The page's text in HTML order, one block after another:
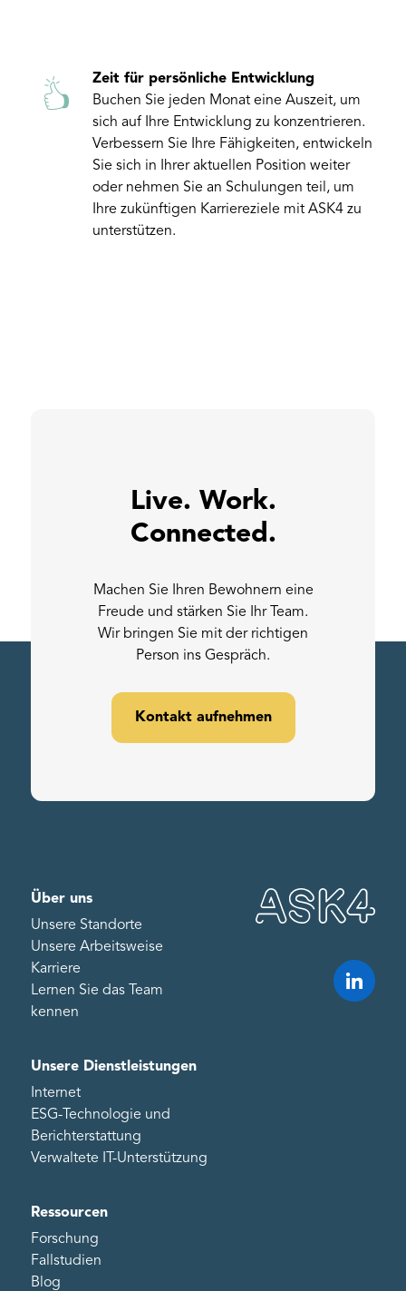
Zeit für persönliche Entwicklung
Buchen Sie jeden Monat eine Auszeit, um
sich auf Ihre Entwicklung zu konzentrieren.
Verbessern Sie Ihre Fähigkeiten, entwickeln
Sie sich in Ihrer aktuellen Position weiter
oder nehmen Sie an Schulungen teil, um
Ihre zukünftigen Karriereziele mit ASK4 zu
unterstützen.
Live. Work.
Connected.
Machen Sie Ihren Bewohnern eine
Freude und stärken Sie Ihr Team.
Wir bringen Sie mit der richtigen
Person ins Gespräch.
Kontakt aufnehmen
Über uns
Unsere Standorte
Unsere Arbeitsweise
Karriere
Lernen Sie das Team
kennen
Unsere Dienstleistungen
Internet
ESG-Technologie und
Berichterstattung
Verwaltete IT-Unterstützung
Ressourcen
Forschung
Fallstudien
Blog